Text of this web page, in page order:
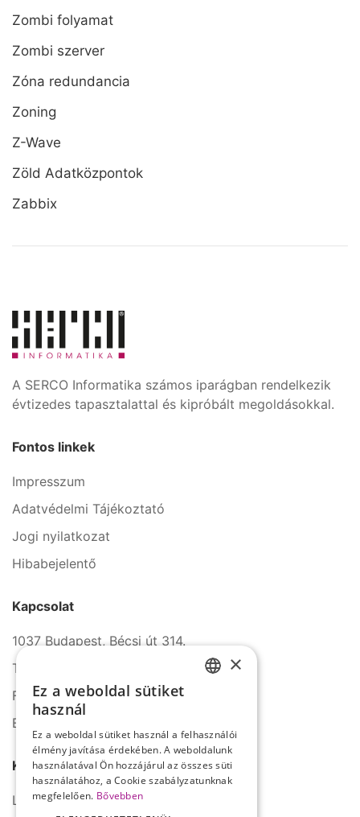
Zombi folyamat
Zombi szerver
Zóna redundancia
Zoning
Z-Wave
Zöld Adatközpontok
Zabbix
A SERCO Informatika számos iparágban rendelkezik
évtizedes tapasztalattal és kipróbált megoldásokkal.
Fontos linkek
Impresszum
Adatvédelmi Tájékoztató
Jogi nyilatkozat
Hibabejelentő
Kapcsolat
1037 Budapest, Bécsi út 314.
Tel.: +36 1 272 2140
Fax: +36 1 272 2150
E-mail: info@serco.hu
Kövessen minket
LinkedIn
×
Ez a weboldal sütiket
használ
Ez a weboldal sütiket használ a felhasználói
élmény javítása érdekében. A weboldalunk
használatával Ön hozzájárul az összes süti
használatához, a Cookie szabályzatunknak
megfelelően. Bővebben